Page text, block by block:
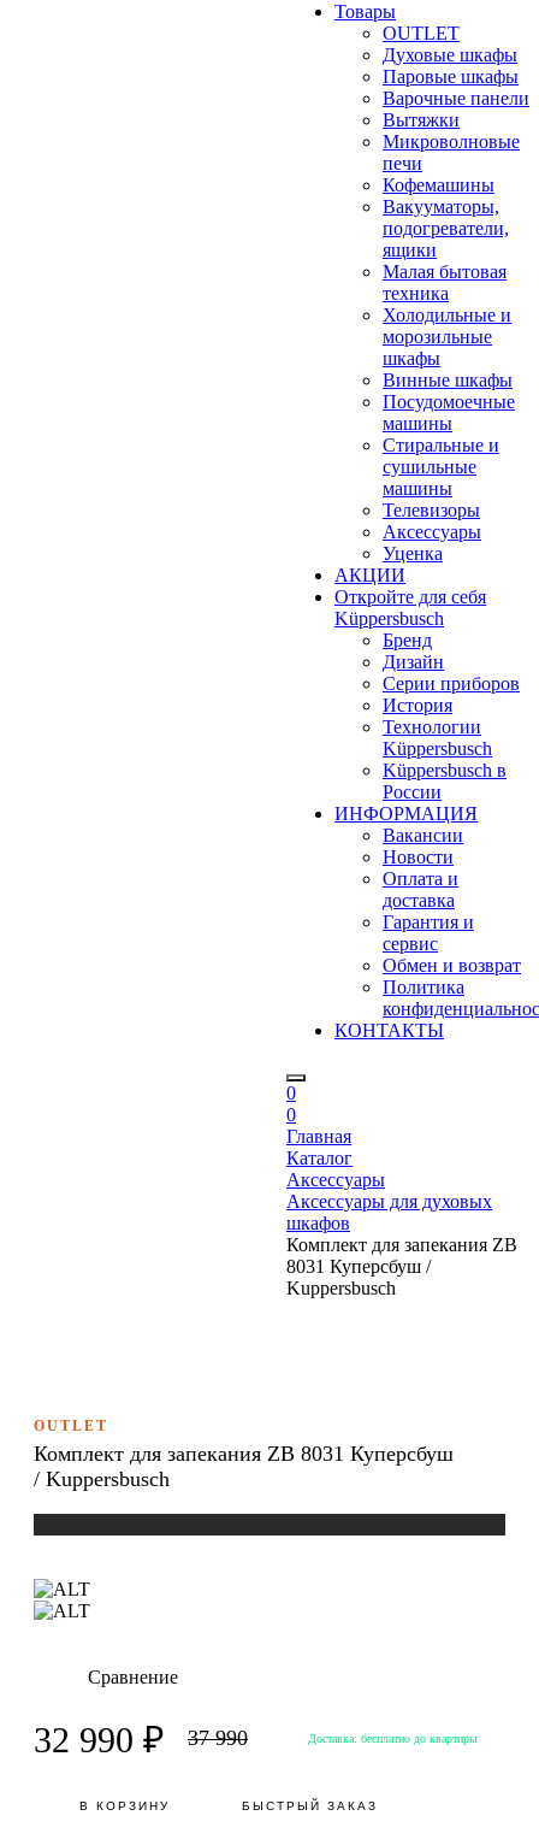
Товары
OUTLET
Духовые шкафы
Паровые шкафы
Варочные панели
Вытяжки
Микроволновые
печи
Кофемашины
Вакууматоры,
подогреватели,
ящики
Малая бытовая
техника
Холодильные и
морозильные
шкафы
Винные шкафы
Посудомоечные
машины
Стиральные и
сушильные
машины
Телевизоры
Аксессуары
Уценка
АКЦИИ
Откройте для себя
Küppersbusch
Бренд
Дизайн
Серии приборов
История
Технологии
Küppersbusch
Küppersbusch в
России
ИНФОРМАЦИЯ
Вакансии
Новости
Оплата и
доставка
Гарантия и
сервис
Обмен и возврат
Политика
КОНТАКТЫ
0
0
Главная
Каталог
Аксессуары
Аксессуары для духовых
шкафов
Комплект для запекания ZB
8031 Куперсбуш /
Kuppersbusch
OUTLET
Комплект для запекания ZB 8031 Куперсбуш
/ Kuppersbusch
Сравнение
32 990 ₽ 37 990 Доставка: бесплатно до квартиры
В КОРЗИНУ БЫСТРЫЙ ЗАКАЗ